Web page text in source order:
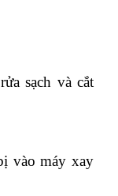
sạch và cắt
vào máy xay